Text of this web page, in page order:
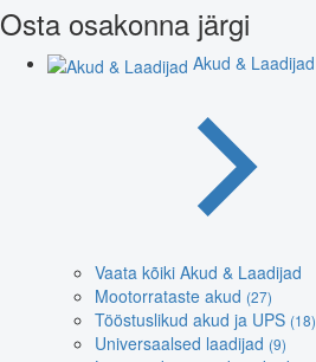
Osta osakonna järgi
Akud & Laadijad
Vaata kõiki Akud & Laadijad
Mootorrataste akud (27)
Tööstuslikud akud ja UPS (18)
Universaalsed laadijad (9)